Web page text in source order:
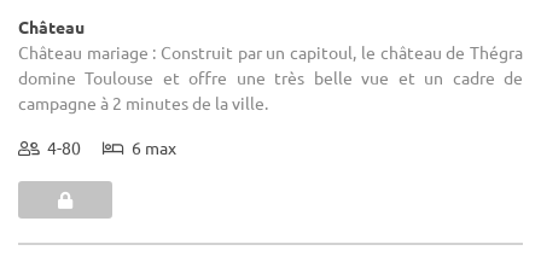
Château
Château mariage : Construit par un capitoul, le château de Thégra
domine Toulouse et offre une très belle vue et un cadre de
campagne à 2 minutes de la ville.
4-80 6 max